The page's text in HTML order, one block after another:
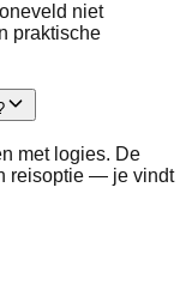
niet
praktische
met logies. De
reisoptie — je vindt